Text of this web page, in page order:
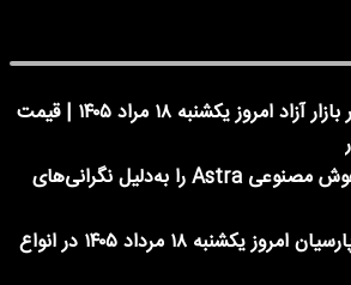
جدیدترین قیمت دلار در بازار آزاد امروز یکشنبه ۱۸ مراد ۱۴۰۵ | قیمت
OpenAI توسعه مدل هوش مصنوعی Astra را به‌دلیل نگرانی‌های
جدیدترین قیمت سکه پارسیان امروز یکشنبه ۱۸ مرداد ۱۴۰۵ در انواع